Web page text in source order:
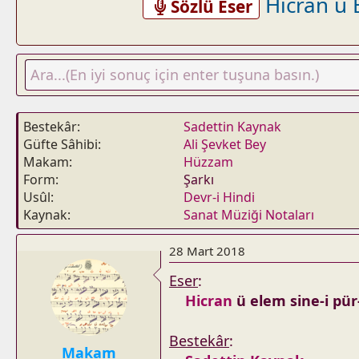
Sözlü Eser
Bestekâr
Sadettin Kaynak
Güfte Sâhibi
Ali Şevket Bey
Makam
Hüzzam
Form
Şarkı
Usûl
Devr-i Hindi
Kaynak
Sanat Müziği Notaları
Makam
28 Mart 2018
Eser:
Hicran ü elem sine-i
Bestekâr: